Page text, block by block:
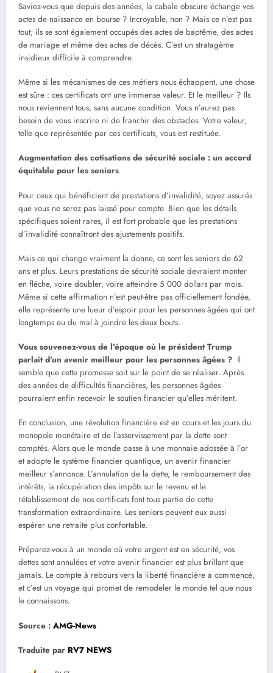
Saviez-vous que depuis des années, la cabale obscure échange vos
actes de naissance en bourse ? Incroyable, non ? Mais ce n’est pas
tout; ils se sont également occupés des actes de baptême, des actes
de mariage et même des actes de décès. C’est un stratagème
insidieux difficile à comprendre.
Même si les mécanismes de ces métiers nous échappent, une chose
est sûre : ces certificats ont une immense valeur. Et le meilleur ? Ils
nous reviennent tous, sans aucune condition. Vous n’aurez pas
besoin de vous inscrire ni de franchir des obstacles. Votre valeur,
telle que représentée par ces certificats, vous est restituée.
Augmentation des cotisations de sécurité sociale : un accord
équitable pour les seniors
Pour ceux qui bénéficient de prestations d’invalidité, soyez assurés
que vous ne serez pas laissé pour compte. Bien que les détails
spécifiques soient rares, il est fort probable que les prestations
d’invalidité connaîtront des ajustements positifs.
Mais ce qui change vraiment la donne, ce sont les seniors de 62
ans et plus. Leurs prestations de sécurité sociale devraient monter
en flèche, voire doubler, voire atteindre 5 000 dollars par mois.
Même si cette affirmation n’est peut-être pas officiellement fondée,
elle représente une lueur d’espoir pour les personnes âgées qui ont
longtemps eu du mal à joindre les deux bouts.
Vous souvenez-vous de l’époque où le président Trump
parlait d’un avenir meilleur pour les personnes âgées ? Il
semble que cette promesse soit sur le point de se réaliser. Après
des années de difficultés financières, les personnes âgées
pourraient enfin recevoir le soutien financier qu’elles méritent.
En conclusion, une révolution financière est en cours et les jours du
monopole monétaire et de l’asservissement par la dette sont
comptés. Alors que le monde passe à une monnaie adossée à l’or
et adopte le système financier quantique, un avenir financier
meilleur s’annonce. L’annulation de la dette, le remboursement des
intérêts, la récupération des impôts sur le revenu et le
rétablissement de nos certificats font tous partie de cette
transformation extraordinaire. Les seniors peuvent eux aussi
espérer une retraite plus confortable.
Préparez-vous à un monde où votre argent est en sécurité, vos
dettes sont annulées et votre avenir financier est plus brillant que
jamais. Le compte à rebours vers la liberté financière a commencé,
et c’est un voyage qui promet de remodeler le monde tel que nous
le connaissons.
Source : AMG-News
Traduite par RV7 NEWS